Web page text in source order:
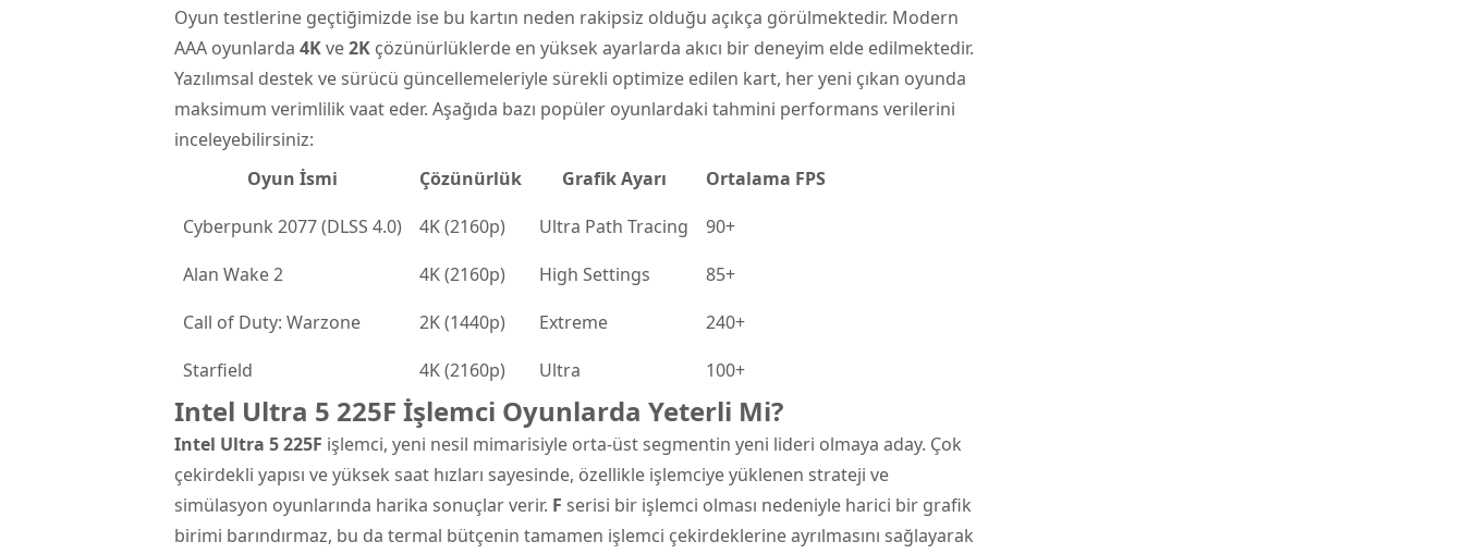
Oyun testlerine geçtiğimizde ise bu kartın neden rakipsiz olduğu açıkça görülmektedir. Modern
AAA oyunlarda 4Kve2K çözünürlüklerde en yüksek ayarlarda akıcı bir deneyim elde edilmektedir.
Yazılımsal destek ve sürücü güncellemeleriyle sürekli optimize edilen kart, her yeni çıkan oyunda
maksimum verimlilik vaat eder. Aşağıda bazı popüler oyunlardaki tahmini performans verilerini
inceleyebilirsiniz:
Oyun İsmi
Çözünürlük Grafik Ayarı
Ortalama FPS
Cyberpunk 2077 (DLSS 4.0)
4K (2160p) Ultra Path Tracing
90+
Alan Wake 2
4K (2160p) High Settings
85+
Call of Duty: Warzone
2K (1440p) Extreme
240+
Starfield
4K (2160p) Ultra 100+
Intel Ultra 5 225F İşlemci Oyunlarda Yeterli Mi?
Intel Ultra 5 225F işlemci, yeni nesil mimarisiyle orta-üst segmentin yeni lideri olmaya aday. Çok
çekirdekli yapısı ve yüksek saat hızları sayesinde, özellikle işlemciye yüklenen strateji ve
simülasyon oyunlarında harika sonuçlar verir. F serisi bir işlemci olması nedeniyle harici bir grafik
birimi barındırmaz, bu da termal bütçenin tamamen işlemci çekirdeklerine ayrılmasını sağlayarak